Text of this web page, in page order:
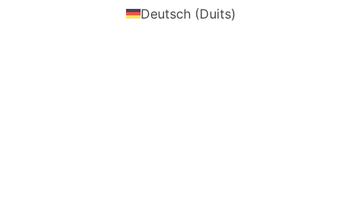
Deutsch (Duits)